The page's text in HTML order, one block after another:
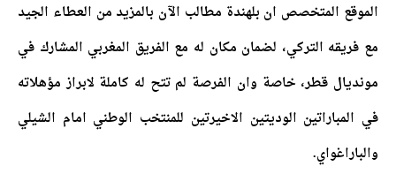
الموقع المتخصص ان بلهندة مطالب الآن بالمزيد من العطاء الجيد
مع فريقه التركي، لضمان مكان له مع الفريق المغربي المشارك في
مونديال قطر، خاصة وان الفرصة لم تتح له كاملة لابراز مؤهلاته
في المباراتين الوديتين الاخيرتين للمنتخب الوطني امام الشيلي
والباراغواي.